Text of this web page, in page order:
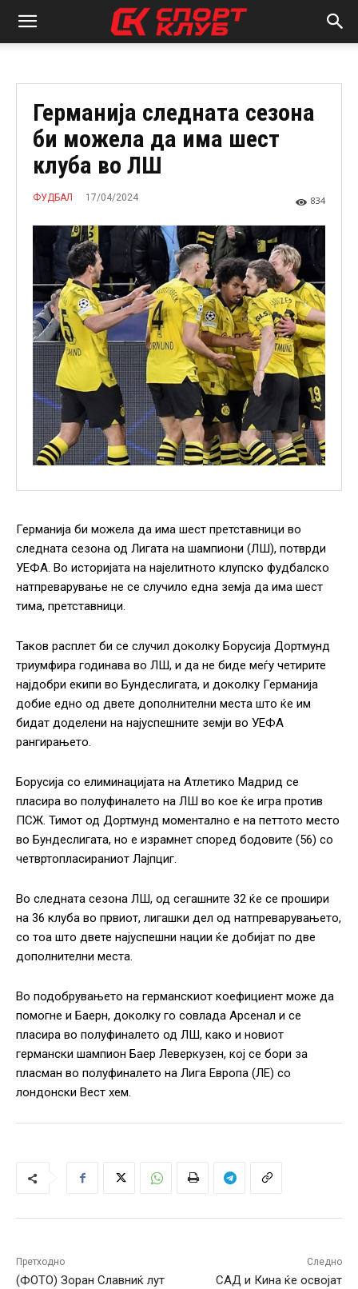
Германија следната сезона
би можела да има шест
клуба во ЛШ
ФУДБАЛ 17/04/2024 834
Германија би можела да има шест претставници во
следната сезона од Лигата на шампиони (ЛШ), потврди
УЕФА. Во историјата на најелитното клупско фудбалско
натпреварување не се случило една земја да има шест
тима, претставници.
Таков расплет би се случил доколку Борусија Дортмунд
триумфира годинава во ЛШ, и да не биде меѓу четирите
најдобри екипи во Бундеслигата, и доколку Германија
добие едно од двете дополнителни места што ќе им
бидат доделени на најуспешните земји во УЕФА
рангирањето.
Борусија со елиминацијата на Атлетико Мадрид се
пласира во полуфиналето на ЛШ во кое ќе игра против
ПСЖ. Тимот од Дортмунд моментално е на петтото место
во Бундеслигата, но е израмнет според бодовите (56) со
четвртопласираниот Лајпциг.
Во следната сезона ЛШ, од сегашните 32 ќе се прошири
на 36 клуба во првиот, лигашки дел од натпреварувањето,
со тоа што двете најуспешни нации ќе добијат по две
дополнителни места.
Во подобрувањето на германскиот коефициент може да
помогне и Баерн, доколку го совлада Арсенал и се
пласира во полуфиналето од ЛШ, како и новиот
германски шампион Баер Леверкузен, кој се бори за
пласман во полуфиналето на Лига Европа (ЛЕ) со
лондонски Вест хем.
Претходно
(ФОТО) Зоран Славниќ лут
Следно
САД и Кина ќе освојат